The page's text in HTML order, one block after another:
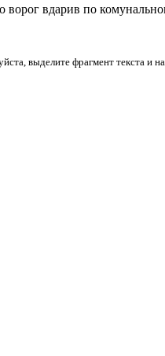
ворог вдарив по
выделите фрагмент текста и